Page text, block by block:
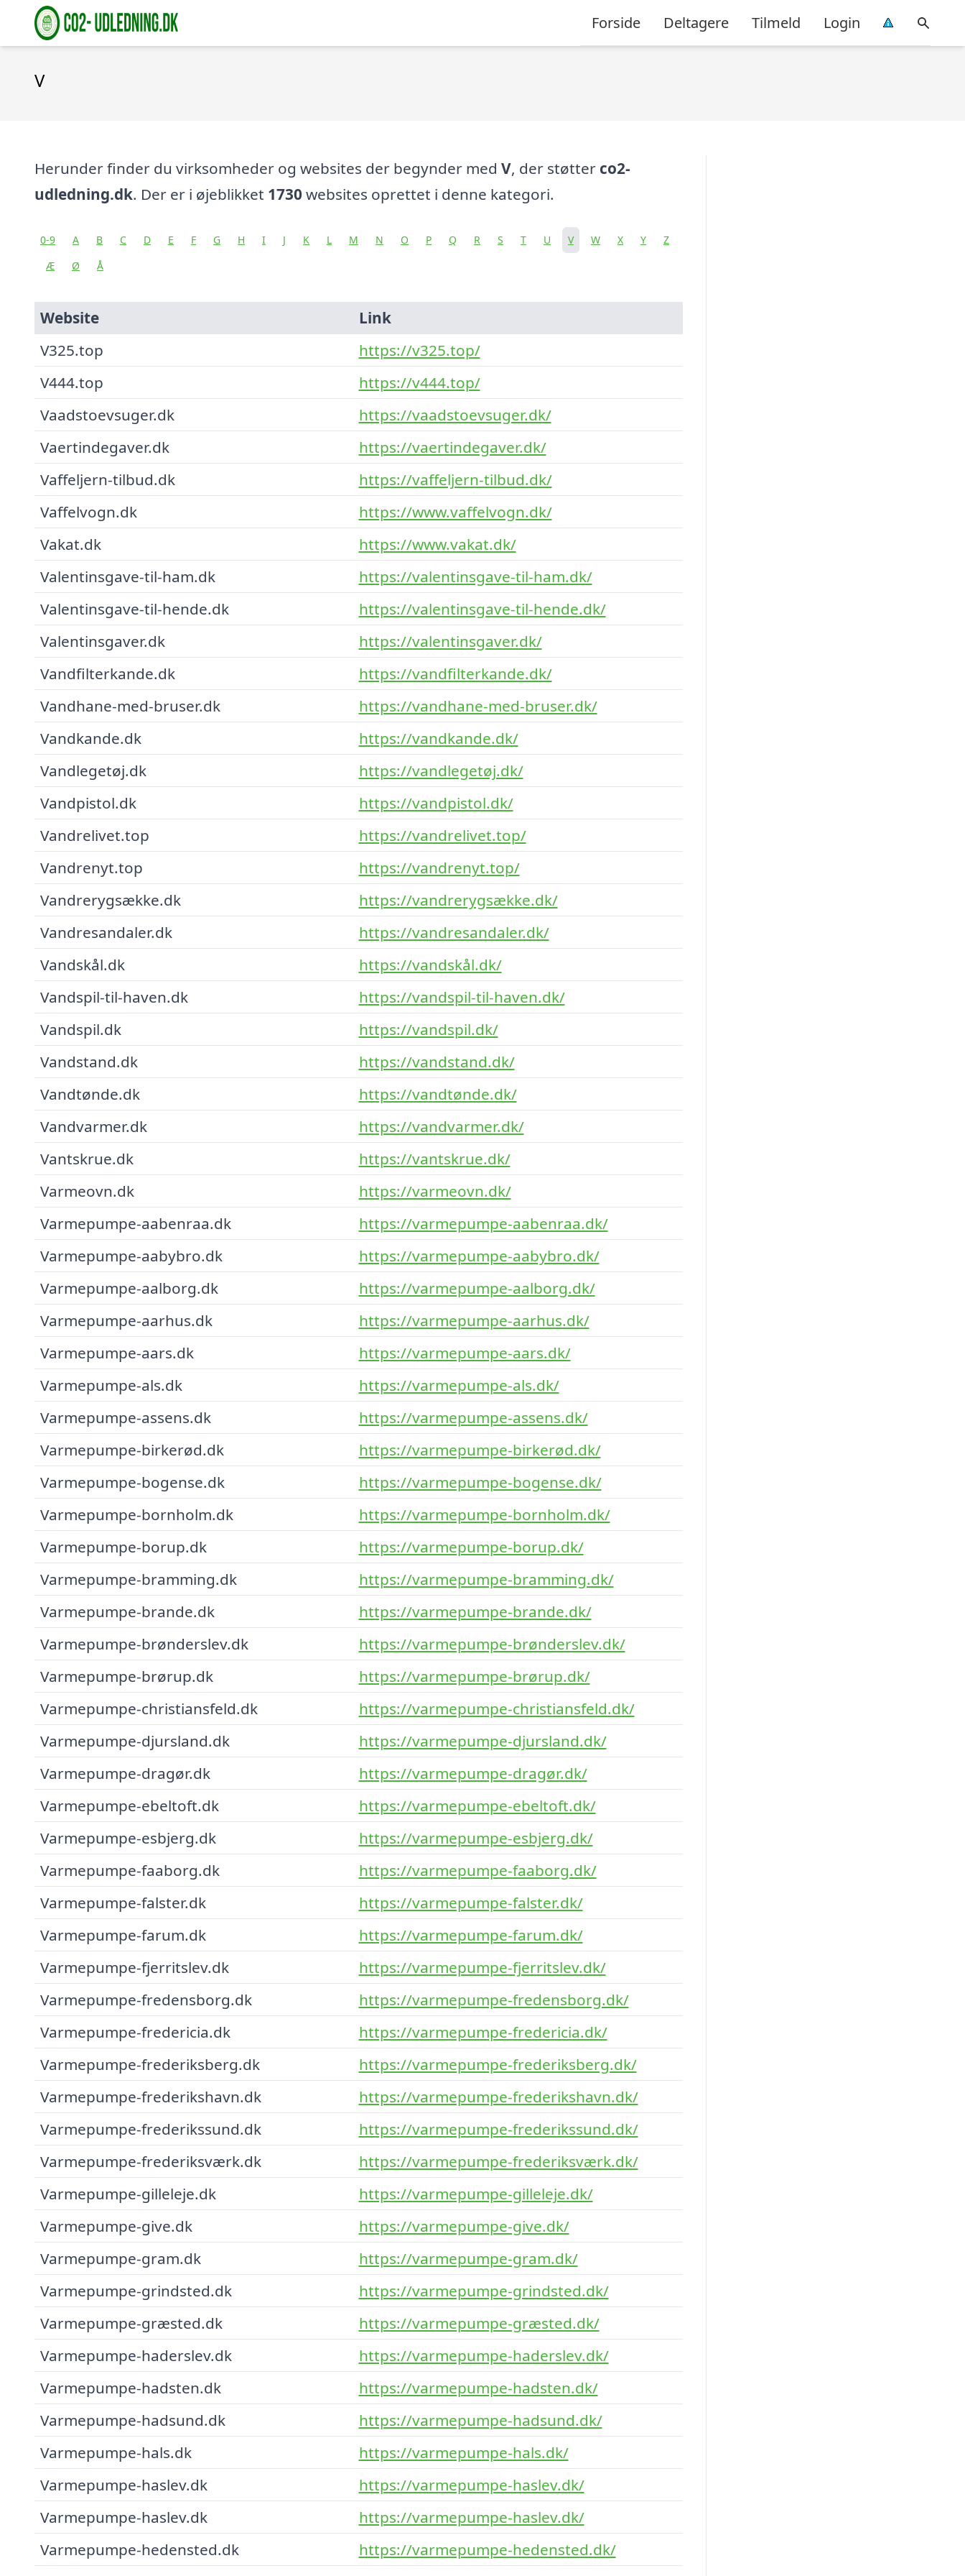
Forside Deltagere Tilmeld Login
V
Herunder finder du virksomheder og websites der begynder med V, der støtter co2-
udledning.dk. Der er i øjeblikket 1730 websites oprettet i denne kategori.
0-9 A B C D E F G H I J K L M N O P Q R S T U V W X Y
Z
Æ
Ø Å
Website
Link
V325.top
https://v325.top/
V444.top
https://v444.top/
Vaadstoevsuger.dk
https://vaadstoevsuger.dk/
Vaertindegaver.dk
https://vaertindegaver.dk/
Vaffeljern-tilbud.dk
https://vaffeljern-tilbud.dk/
Vaffelvogn.dk
https://www.vaffelvogn.dk/
Vakat.dk
https://www.vakat.dk/
Valentinsgave-til-ham.dk
https://valentinsgave-til-ham.dk/
Valentinsgave-til-hende.dk
https://valentinsgave-til-hende.dk/
Valentinsgaver.dk
https://valentinsgaver.dk/
Vandfilterkande.dk
https://vandfilterkande.dk/
Vandhane-med-bruser.dk
https://vandhane-med-bruser.dk/
Vandkande.dk
https://vandkande.dk/
Vandlegetøj.dk
https://vandlegetøj.dk/
Vandpistol.dk
https://vandpistol.dk/
Vandrelivet.top
https://vandrelivet.top/
Vandrenyt.top
https://vandrenyt.top/
Vandrerygsække.dk
https://vandrerygsække.dk/
Vandresandaler.dk
https://vandresandaler.dk/
Vandskål.dk
https://vandskål.dk/
Vandspil-til-haven.dk
https://vandspil-til-haven.dk/
Vandspil.dk
https://vandspil.dk/
Vandstand.dk
https://vandstand.dk/
Vandtønde.dk
https://vandtønde.dk/
Vandvarmer.dk
https://vandvarmer.dk/
Vantskrue.dk
https://vantskrue.dk/
Varmeovn.dk
https://varmeovn.dk/
Varmepumpe-aabenraa.dk
https://varmepumpe-aabenraa.dk/
Varmepumpe-aabybro.dk
https://varmepumpe-aabybro.dk/
Varmepumpe-aalborg.dk
https://varmepumpe-aalborg.dk/
Varmepumpe-aarhus.dk
https://varmepumpe-aarhus.dk/
Varmepumpe-aars.dk
https://varmepumpe-aars.dk/
Varmepumpe-als.dk
https://varmepumpe-als.dk/
Varmepumpe-assens.dk
https://varmepumpe-assens.dk/
Varmepumpe-birkerød.dk
https://varmepumpe-birkerød.dk/
Varmepumpe-bogense.dk
https://varmepumpe-bogense.dk/
Varmepumpe-bornholm.dk
https://varmepumpe-bornholm.dk/
Varmepumpe-borup.dk
https://varmepumpe-borup.dk/
Varmepumpe-bramming.dk
https://varmepumpe-bramming.dk/
Varmepumpe-brande.dk
https://varmepumpe-brande.dk/
Varmepumpe-brønderslev.dk
https://varmepumpe-brønderslev.dk/
Varmepumpe-brørup.dk
https://varmepumpe-brørup.dk/
Varmepumpe-christiansfeld.dk
https://varmepumpe-christiansfeld.dk/
Varmepumpe-djursland.dk
https://varmepumpe-djursland.dk/
Varmepumpe-dragør.dk
https://varmepumpe-dragør.dk/
Varmepumpe-ebeltoft.dk
https://varmepumpe-ebeltoft.dk/
Varmepumpe-esbjerg.dk
https://varmepumpe-esbjerg.dk/
Varmepumpe-faaborg.dk
https://varmepumpe-faaborg.dk/
Varmepumpe-falster.dk
https://varmepumpe-falster.dk/
Varmepumpe-farum.dk
https://varmepumpe-farum.dk/
Varmepumpe-fjerritslev.dk
https://varmepumpe-fjerritslev.dk/
Varmepumpe-fredensborg.dk
https://varmepumpe-fredensborg.dk/
Varmepumpe-fredericia.dk
https://varmepumpe-fredericia.dk/
Varmepumpe-frederiksberg.dk
https://varmepumpe-frederiksberg.dk/
Varmepumpe-frederikshavn.dk
https://varmepumpe-frederikshavn.dk/
Varmepumpe-frederikssund.dk
https://varmepumpe-frederikssund.dk/
Varmepumpe-frederiksværk.dk
https://varmepumpe-frederiksværk.dk/
Varmepumpe-gilleleje.dk
https://varmepumpe-gilleleje.dk/
Varmepumpe-give.dk
https://varmepumpe-give.dk/
Varmepumpe-gram.dk
https://varmepumpe-gram.dk/
Varmepumpe-grindsted.dk
https://varmepumpe-grindsted.dk/
Varmepumpe-græsted.dk
https://varmepumpe-græsted.dk/
Varmepumpe-haderslev.dk
https://varmepumpe-haderslev.dk/
Varmepumpe-hadsten.dk
https://varmepumpe-hadsten.dk/
Varmepumpe-hadsund.dk
https://varmepumpe-hadsund.dk/
Varmepumpe-hals.dk
https://varmepumpe-hals.dk/
Varmepumpe-haslev.dk
https://varmepumpe-haslev.dk/
Varmepumpe-haslev.dk
https://varmepumpe-haslev.dk/
Varmepumpe-hedensted.dk
https://varmepumpe-hedensted.dk/